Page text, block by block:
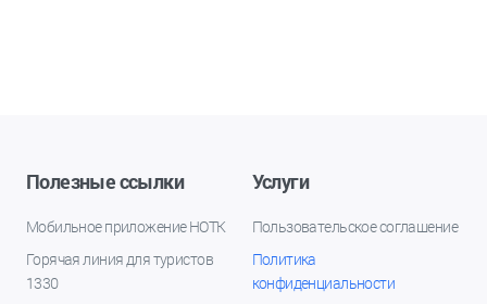
Полезные ссылки
Мобильное приложение НОТК
Горячая линия для туристов
1330
Услуги
Пользовательское соглашение
Политика
конфиденциальности